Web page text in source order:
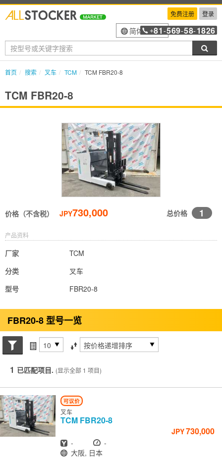
免费注册 登录
简体中文
+81 -569-58-1826
首页 搜索 叉车 TCM TCM FBR20-8
TCM FBR20-8
价格（不含税） JPY730,000 总价格 1
产品资料
厂家
TCM
分类
叉车
型号
FBR20-8
FBR20-8 型号一览
搜索状态每页项目 排序方式
1 已匹配项目. (显示全部 1 项目)
可议价
叉车
TCM FBR20-8
JPY730,000
出厂年份
- 小时
-
地点
大阪, 日本